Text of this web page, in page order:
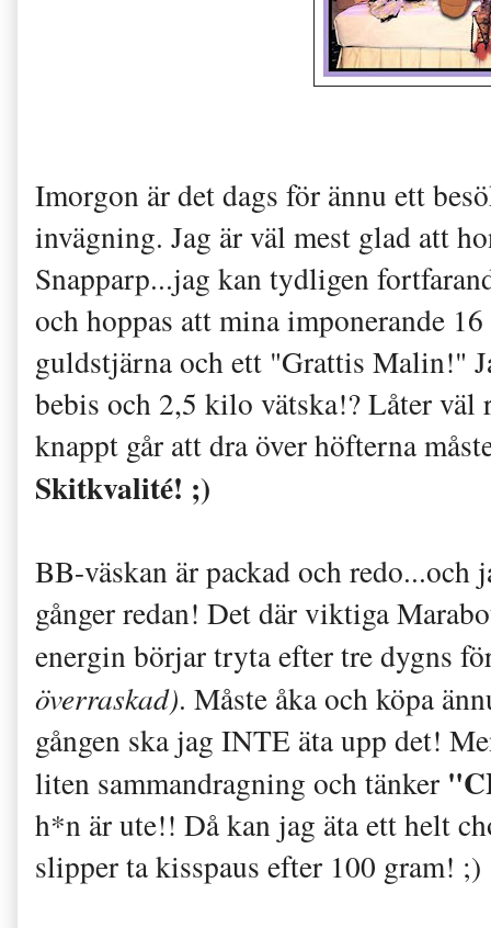
Imorgon är det dags för ännu ett
invägning. Jag är väl mest glad att
Snapparp...jag kan tydligen
och hoppas att mina imponerande
guldstjärna och ett "Grattis Malin!"
bebis och 2,5 kilo vätska!? Låter
knappt går att dra över höfterna
Skitkvalité! ;)
BB-väskan är packad och
gånger redan! Det där viktiga
energin börjar tryta efter tre dygns
överraskad). Måste åka och köpa
gången ska jag INTE äta upp det!
liten sammandragning och tänker
h*n är ute!! Då kan jag äta ett helt
slipper ta kisspaus efter 100 gram! ;)